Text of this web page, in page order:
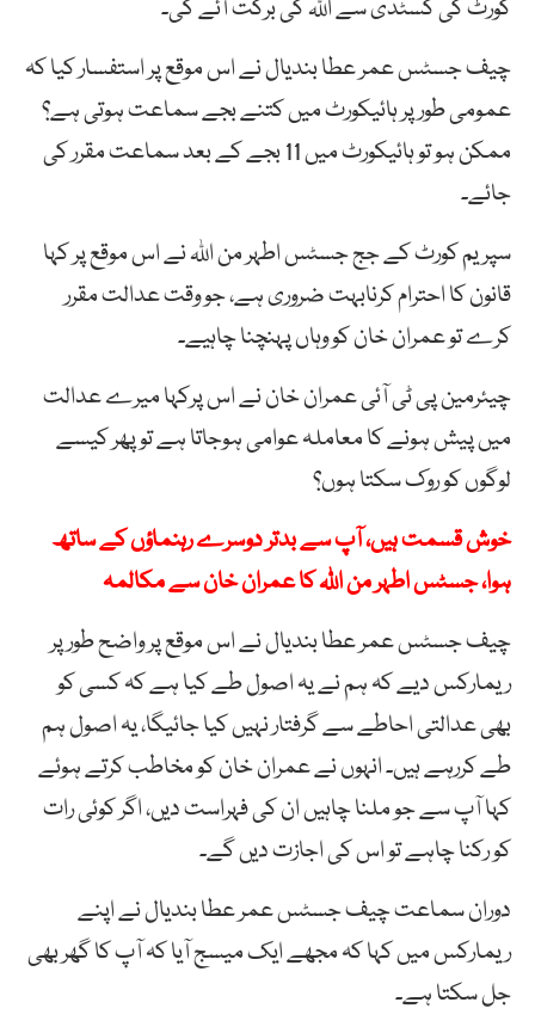
کورٹ کی کسٹدی سے اللہ کی برکت آئے گی۔
چیف جسٹس عمر عطا بندیال نے اس موقع پر استفسار کیا کہ
عمومی طور پر ہائیکورٹ میں کتنے بجے سماعت ہوتی ہے؟
ممکن ہو تو ہائیکورٹ میں 11 بجے کے بعد سماعت مقرر کی
جائے۔
سپریم کورٹ کے جج جسٹس اطہر من اللہ نے اس موقع پر کہا
قانون کا احترام کرنابہت ضروری ہے، جو وقت عدالت مقرر
کرے تو عمران خان کو وہاں پہنچنا چاہیے۔
چیئرمین پی ٹی آئی عمران خان نے اس پرکہا میرے عدالت
میں پیش ہونے کا معاملہ عوامی ہوجاتا ہے تو پھر کیسے
لوگوں کو روک سکتا ہوں؟
خوش قسمت ہیں، آپ سے بدتر دوسرے رہنماؤں کے ساتھ
ہوا، جسٹس اطہر من اللہ کا عمران خان سے مکالمہ
چیف جسٹس عمر عطا بندیال نے اس موقع پر واضح طور پر
ریمارکس دیے کہ ہم نے یہ اصول طے کیا ہے کہ کسی کو
بھی عدالتی احاطے سے گرفتار نہیں کیا جائیگا، یہ اصول ہم
طے کررہے ہیں۔ انہوں نے عمران خان کو مخاطب کرتے ہوئے
کہا آپ سے جو ملنا چاہیں ان کی فہراست دیں، اگر کوئی رات
کو رکنا چاہے تو اس کی اجازت دیں گے۔
دوران سماعت چیف جسٹس عمر عطا بندیال نے اپنے
ریمارکس میں کہا کہ مجھے ایک میسج آیا کہ آپ کا گھر بھی
جل سکتا ہے۔